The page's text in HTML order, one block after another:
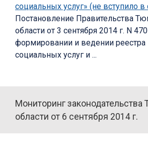
социальных услуг» (не вступило в
Постановление Правительства
области от 3 сентября 2014 г. N
формировании и ведении
социальных услуг и ...
Мониторинг законодательства
области от 6 сентября 2014 г.